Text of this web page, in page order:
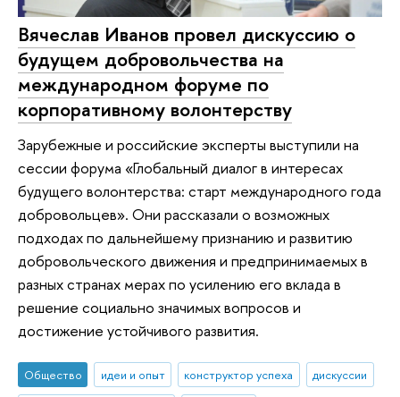
Вячеслав Иванов провел дискуссию о
будущем добровольчества на
международном форуме по
корпоративному волонтерству
Зарубежные и российские эксперты выступили на
сессии форума «Глобальный диалог в интересах
будущего волонтерства: старт международного года
добровольцев». Они рассказали о возможных
подходах по дальнейшему признанию и развитию
добровольческого движения и предпринимаемых в
разных странах мерах по усилению его вклада в
решение социально значимых вопросов и
достижение устойчивого развития.
Общество идеи и опыт конструктор успеха
дискуссии